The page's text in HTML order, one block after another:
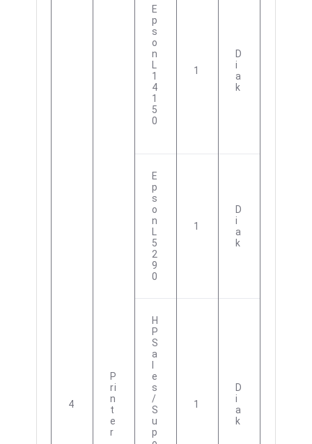
4
P
Ri
N
T
E
R
E
P
S
O
N
1
4
1
5
0
1
D
I
A
K
E
P
S
O
N
5
2
9
0
1
D
I
A
K
H
P
S
A
E
S
/
S
U
P
1
D
I
A
K